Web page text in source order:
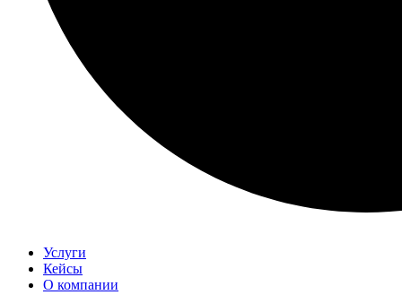
Услуги
Кейсы
О компании